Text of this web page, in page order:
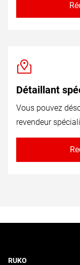
Détaillant
Vous pouvez
revendeur
RUKO